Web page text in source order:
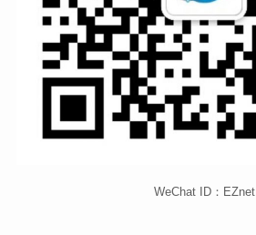
WeChat ID：EZnet